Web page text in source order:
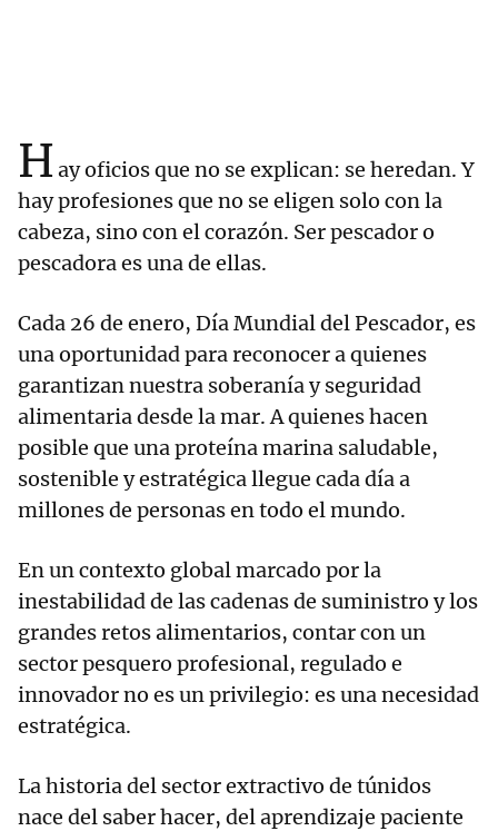
H ay oficios que no se explican: se heredan. Y
hay profesiones que no se eligen solo con la
cabeza, sino con el corazón. Ser pescador o
pescadora es una de ellas.
Cada 26 de enero, Día Mundial del Pescador, es
una oportunidad para reconocer a quienes
garantizan nuestra soberanía y seguridad
alimentaria desde la mar. A quienes hacen
posible que una proteína marina saludable,
sostenible y estratégica llegue cada día a
millones de personas en todo el mundo.
En un contexto global marcado por la
inestabilidad de las cadenas de suministro y los
grandes retos alimentarios, contar con un
sector pesquero profesional, regulado e
innovador no es un privilegio: es una necesidad
estratégica.
La historia del sector extractivo de túnidos
nace del saber hacer, del aprendizaje paciente